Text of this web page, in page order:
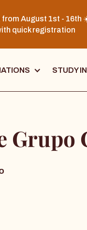
August 1st - 16th
quick registration
STUDY
Grupo